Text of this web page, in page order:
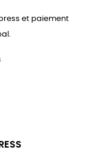
et paiement